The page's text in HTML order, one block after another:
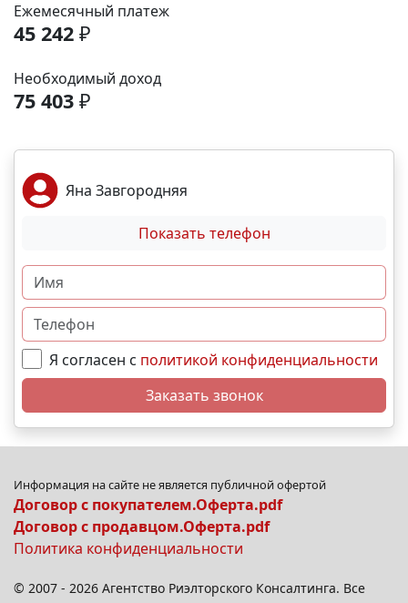
Ежемесячный платеж
45 242 ₽
Необходимый доход
75 403 ₽
Яна Завгородняя
Показать телефон
Я согласен с политикой конфиденциальности
Заказать звонок
Информация на сайте не является публичной офертой
Договор с покупателем.Оферта.pdf
Договор с продавцом.Оферта.pdf
Политика конфиденциальности
© 2007 - 2026 Агентство Риэлторского Консалтинга. Все